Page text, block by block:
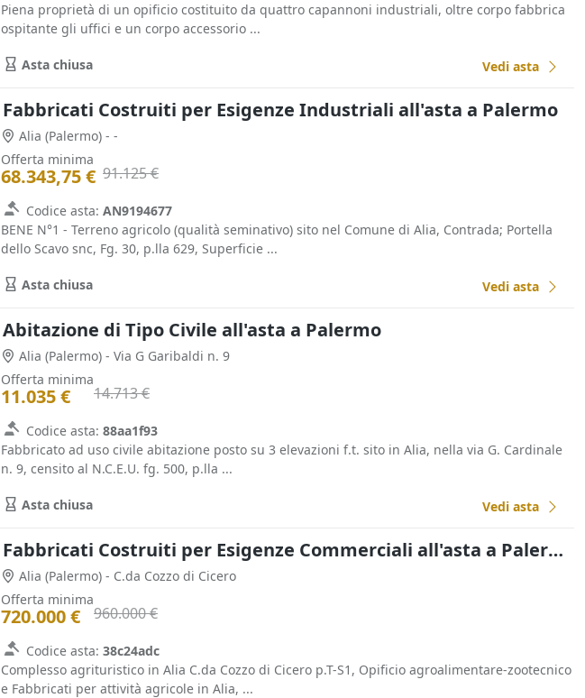
Piena proprietà di un opificio costituito da quattro capannoni industriali, oltre corpo fabbrica
ospitante gli uffici e un corpo accessorio ...
Asta chiusa Vedi asta
Fabbricati Costruiti per Esigenze Industriali all'asta a Palermo
Alia (Palermo) - -
Offerta minima
68.343,75 € 91.125 €
Codice asta: AN9194677
BENE N°1 - Terreno agricolo (qualità seminativo) sito nel Comune di Alia, Contrada; Portella
dello Scavo snc, Fg. 30, p.lla 629, Superficie ...
Asta chiusa Vedi asta
Abitazione di Tipo Civile all'asta a Palermo
Alia (Palermo) - Via G Garibaldi n. 9
Offerta minima
11.035 € 14.713 €
Codice asta: 88aa1f93
Fabbricato ad uso civile abitazione posto su 3 elevazioni f.t. sito in Alia, nella via G. Cardinale
n. 9, censito al N.C.E.U. fg. 500, p.lla ...
Asta chiusa Vedi asta
Fabbricati Costruiti per Esigenze Commerciali all'asta a Palermo
Alia (Palermo) - C.da Cozzo di Cicero
Offerta minima
720.000 € 960.000 €
Codice asta: 38c24adc
Complesso agrituristico in Alia C.da Cozzo di Cicero p.T-S1, Opificio agroalimentare-zootecnico
e Fabbricati per attività agricole in Alia, ...